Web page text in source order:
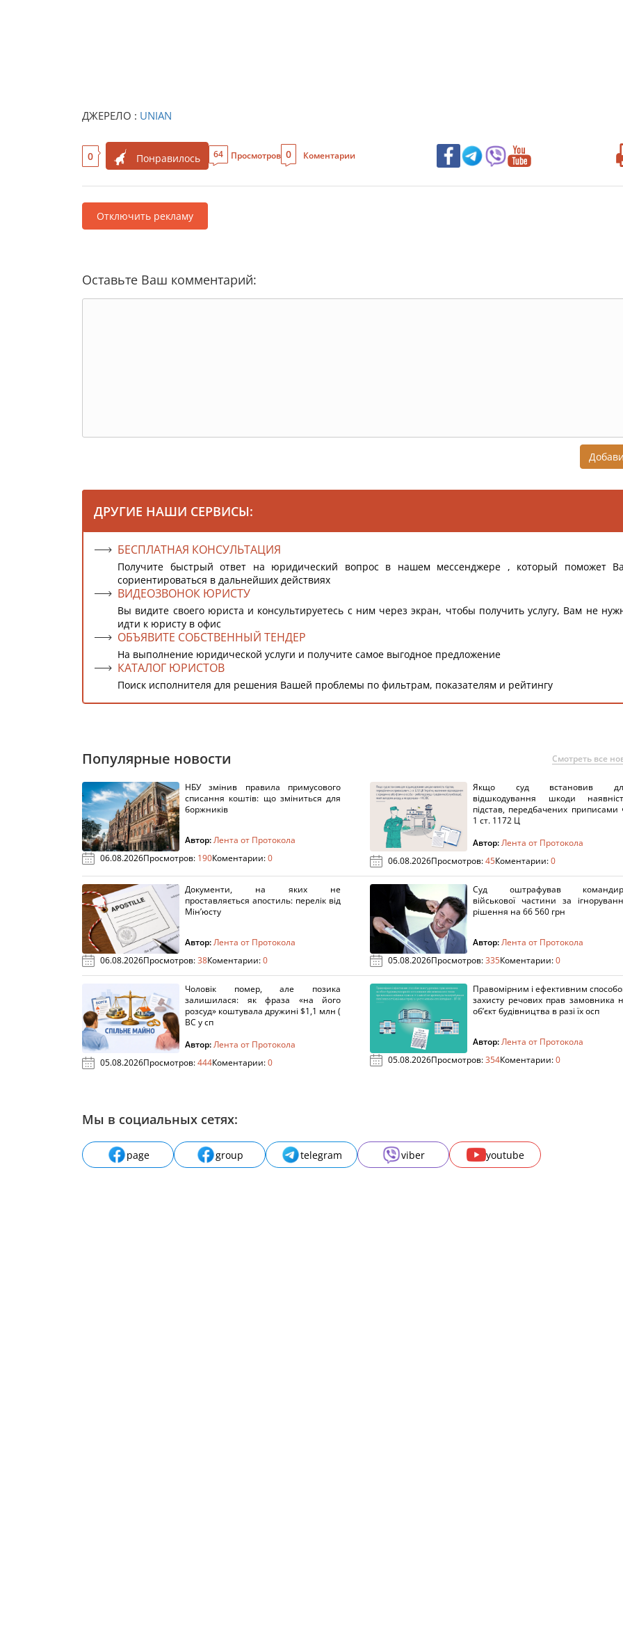
ДЖЕРЕЛО : UNIAN
0 Понравилось 64 Просмотров 0 Коментарии
Отключить рекламу
Оставьте Ваш комментарий:
ДРУГИЕ НАШИ СЕРВИСЫ:
БЕСПЛАТНАЯ КОНСУЛЬТАЦИЯ
Получите быстрый ответ на юридический вопрос в нашем мессенджере , который поможет
сориентироваться в дальнейших действиях
ВИДЕОЗВОНОК ЮРИСТУ
Вы видите своего юриста и консультируетесь с ним через экран, чтобы получить услугу, Вам не
идти к юристу в офис
ОБЪЯВИТЕ СОБСТВЕННЫЙ ТЕНДЕР
На выполнение юридической услуги и получите самое выгодное предложение
КАТАЛОГ ЮРИСТОВ
Поиск исполнителя для решения Вашей проблемы по фильтрам, показателям и рейтингу
Популярные новости Смотреть все
НБУ змінив правила примусового
списання коштів: що зміниться для
боржників
Автор:Лента от Протокола
06.08.2026Просмотров: 190Коментарии:0
Якщо суд встановив
відшкодування шкоди
підстав, передбачених приписами
1 ст. 1172 Ц
Автор:Лента от Протокола
06.08.2026Просмотров:45Коментарии:0
Документи, на яких не
проставляється апостиль: перелік від
Мін’юсту
Автор:Лента от Протокола
06.08.2026Просмотров:38Коментарии:0
Суд оштрафував
військової частини за
рішення на 66 560 грн
Автор:Лента от Протокола
05.08.2026Просмотров:335Коментарии:0
Чоловік помер, але позика
залишилася: як фраза «на його
розсуд» коштувала дружині $1,1 млн (
ВС у сп
Автор:Лента от Протокола
05.08.2026Просмотров:444Коментарии:0
Правомірним і ефективним
захисту речових прав замовника
об’єкт будівництва в разі їх осп
Автор:Лента от Протокола
05.08.2026Просмотров:354Коментарии:0
Мы в социальных сетях:
page group telegram viber youtube